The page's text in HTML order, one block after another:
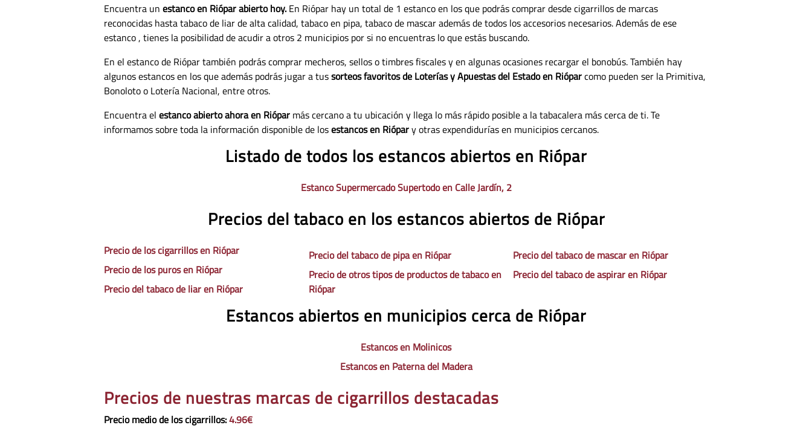
Encuentra un estanco en Riópar abierto hoy. En Riópar hay un total de 1 estanco en los que podrás comprar desde cigarrillos de marcas
reconocidas hasta tabaco de liar de alta calidad, tabaco en pipa, tabaco de mascar además de todos los accesorios necesarios.Además de ese
estanco , tienes la posibilidad de acudir a otros 2 municipios por si no encuentras lo que estás buscando.
En el estanco de Riópar también podrás comprar mecheros, sellos o timbres fiscales y en algunas ocasiones recargar el bonobús. También hay
algunos estancos en los que además podrás jugar a tussorteos favoritos de Loterías y Apuestas del Estado en Rióparcomo pueden ser la Primitiva,
Bonoloto o Lotería Nacional, entre otros.
Encuentra el estanco abierto ahora en Riópar más cercano a tu ubicación y llega lo más rápido posible a la tabacalera más cerca de ti. Te
informamos sobre toda la información disponible de losestancos en Riópary otras expendidurías en municipios cercanos.
Listado de todos los estancos abiertos en Riópar
Estanco Supermercado Supertodo en Calle Jardín, 2
Precios del tabaco en los estancos abiertos de Riópar
Precio de los cigarrillos en Riópar
Precio de los puros en Riópar
Precio del tabaco de liar en Riópar
Precio del tabaco de pipa en Riópar
Precio de otros tipos de productos de tabaco en
Riópar
Precio del tabaco de mascar en Riópar
Precio del tabaco de aspirar en Riópar
Estancos abiertos en municipios cerca de Riópar
Estancos en Molinicos
Estancos en Paterna del Madera
Precios de nuestras marcas de cigarrillos destacadas
Precio medio de los cigarrillos:4.96€